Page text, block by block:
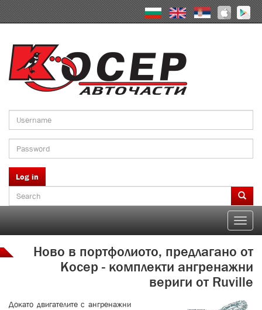
Skip
to
Log in
Search
form
Toggle
Ново в портфолиото, предлагано от
Косер - комплекти ангренажни
вериги от Ruville
Докато двигателите с ангренажни